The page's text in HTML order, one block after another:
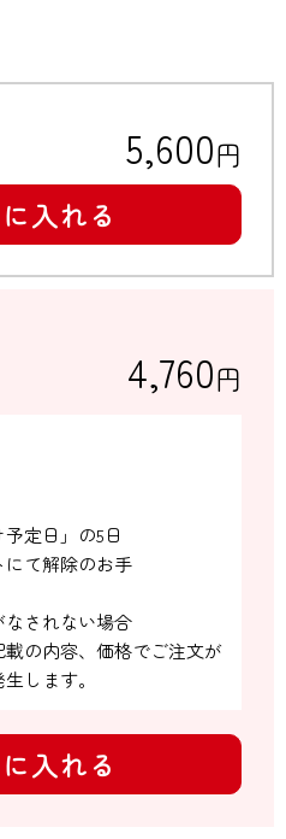
5,600円
入れる
4,760円
定日」の5日
て解除のお手
されない場合
の内容、価格でご注文が
します。
入れる